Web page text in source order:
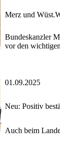
Merz und
Bundeskanzler
vor den
01.09.2025
Neu: Positiv
Auch beim